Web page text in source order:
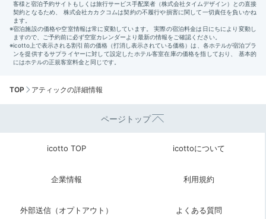
TOP アティックの詳細情報
ページトップ
icotto TOP icottoについて
企業情報 利用規約
外部送信（オプトアウト） よくある質問